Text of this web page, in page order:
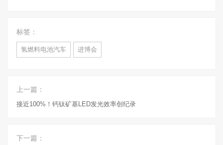
标签：
氢燃料电池汽车 进博会
上一篇：
接近100%！钙钛矿基LED发光效率创纪录
下一篇：